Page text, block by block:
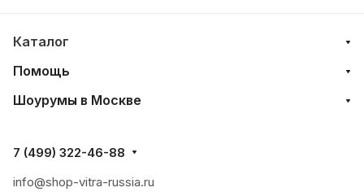
Каталог
Помощь
Шоурумы в Москве
7 (499) 322-46-88
info@shop-vitra-russia.ru